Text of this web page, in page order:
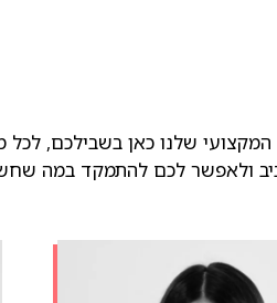
המקצועי שלנו כאן בשבילכם,
ולאפשר לכם להתמקד במה